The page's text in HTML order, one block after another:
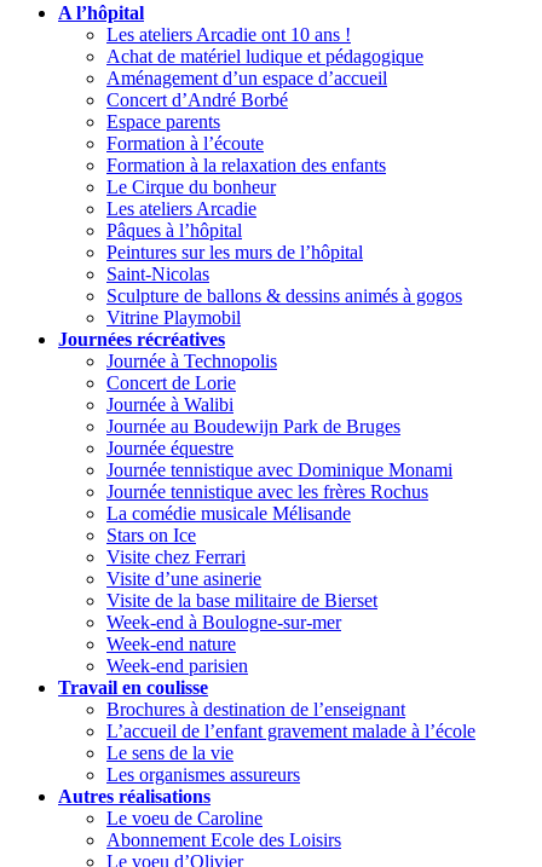
A l’hôpital
Les ateliers Arcadie ont 10 ans !
Achat de matériel ludique et pédagogique
Aménagement d’un espace d’accueil
Concert d’André Borbé
Espace parents
Formation à l’écoute
Formation à la relaxation des enfants
Le Cirque du bonheur
Les ateliers Arcadie
Pâques à l’hôpital
Peintures sur les murs de l’hôpital
Saint-Nicolas
Sculpture de ballons & dessins animés à gogos
Vitrine Playmobil
Journées récréatives
Journée à Technopolis
Concert de Lorie
Journée à Walibi
Journée au Boudewijn Park de Bruges
Journée équestre
Journée tennistique avec Dominique Monami
Journée tennistique avec les frères Rochus
La comédie musicale Mélisande
Stars on Ice
Visite chez Ferrari
Visite d’une asinerie
Visite de la base militaire de Bierset
Week-end à Boulogne-sur-mer
Week-end nature
Week-end parisien
Travail en coulisse
Brochures à destination de l’enseignant
L’accueil de l’enfant gravement malade à l’école
Le sens de la vie
Les organismes assureurs
Autres réalisations
Le voeu de Caroline
Abonnement Ecole des Loisirs
Le voeu d’Olivier